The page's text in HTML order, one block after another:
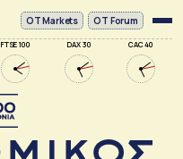
FTSE 100 DAX 30 CAC 40
ΟΤ Markets OT Forum